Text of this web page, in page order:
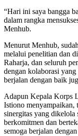
“Hari ini saya bangga
dalam rangka
Menhub.
Menurut Menhub,
melalui penelitian dan
Raharja, dan seluruh
dengan kolaborasi
berjalan dengan baik
Adapun Kepala Korps
Istiono menyampaikan,
sinergitas yang dikelola
berkomitmen dan
semoga berjalan